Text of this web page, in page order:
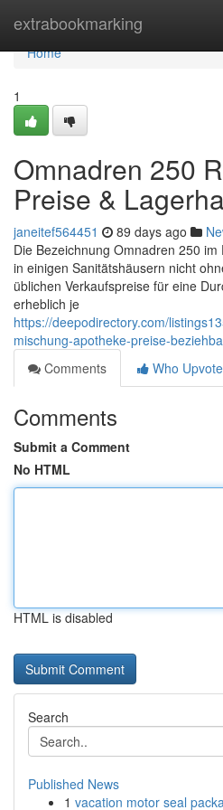
extrabookmarking
Home
Home
1
Omnadren 250
Preise &
janeitef564451 89 days ago
Die Bezeichnung Omnadren 250
in einigen Sanitätshäusern nicht
üblichen Verkaufspreise für eine
erheblich je
https://deepodirectory.com/
mischung-apotheke-preise-
Comments
Who
Comments
Submit a Comment
No HTML
HTML is disabled
Search
Published News
1 vacation motor seal